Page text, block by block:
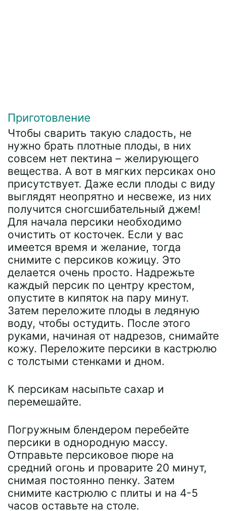
Приготовление
Чтобы сварить такую сладость, не
нужно брать плотные плоды, в них
совсем нет пектина – желирующего
вещества. А вот в мягких персиках оно
присутствует. Даже если плоды с виду
выглядят неопрятно и несвеже, из них
получится сногсшибательный джем!
Для начала персики необходимо
очистить от косточек. Если у вас
имеется время и желание, тогда
снимите с персиков кожицу. Это
делается очень просто. Надрежьте
каждый персик по центру крестом,
опустите в кипяток на пару минут.
Затем переложите плоды в ледяную
воду, чтобы остудить. После этого
руками, начиная от надрезов, снимайте
кожу. Переложите персики в кастрюлю
с толстыми стенками и дном.
К персикам насыпьте сахар и
перемешайте.
Погружным блендером перебейте
персики в однородную массу.
Отправьте персиковое пюре на
средний огонь и проварите 20 минут,
снимая постоянно пенку. Затем
снимите кастрюлю с плиты и на 4-5
часов оставьте на столе.